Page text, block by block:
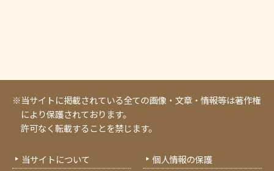
※当サイトに掲載されている全ての画像・文章・情報等は著作権
により保護されております。
許可なく転載することを禁じます。
当サイトについて 個人情報の保護